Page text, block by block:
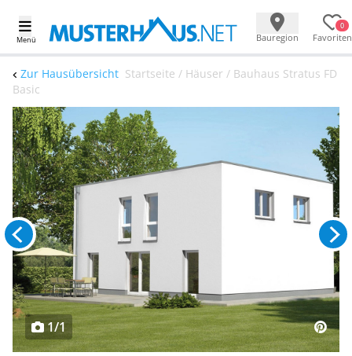
Menü Bauregion
0
Favoriten
Zur Hausübersicht Startseite / Häuser / Bauhaus Stratus FD
Basic
1/1